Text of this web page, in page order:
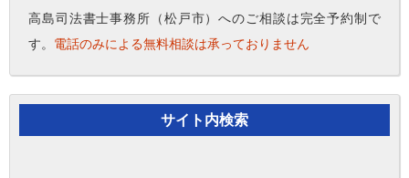
高島司法書士事務所（松戸市）へのご相談は完全予約制で
す。 電話のみによる無料相談は承っておりません
サイト内検索